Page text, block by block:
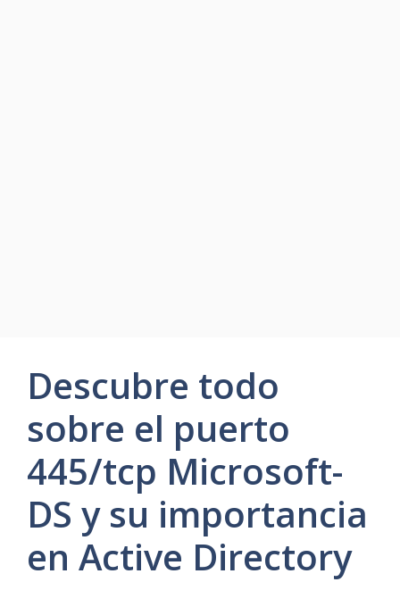
Descubre todo
sobre el puerto
445/tcp Microsoft-
DS y su importancia
en Active Directory